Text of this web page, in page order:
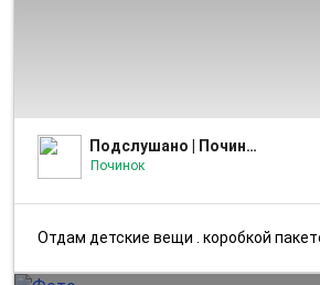
Подслушано | Починок
Починок
отдам детские вещи . коробкой пакетом . много